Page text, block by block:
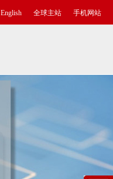
English 全球主站 手机网站